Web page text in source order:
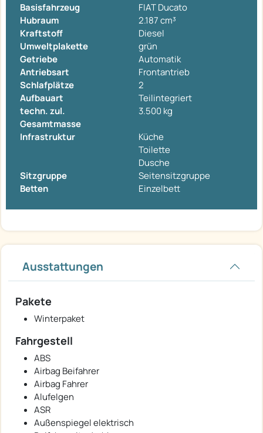
Basisfahrzeug
FIAT Ducato
Hubraum
2.187 cm³
Kraftstoff
Diesel
Umweltplakette
grün
Getriebe
Automatik
Antriebsart
Frontantrieb
Schlafplätze
2
Aufbauart
Teilintegriert
techn. zul.
Gesamtmasse
3.500 kg
Infrastruktur
Küche
Toilette
Dusche
Sitzgruppe
Seitensitzgruppe
Betten
Einzelbett
Ausstattungen
Pakete
Winterpaket
Fahrgestell
ABS
Airbag Beifahrer
Airbag Fahrer
Alufelgen
ASR
Außenspiegel elektrisch